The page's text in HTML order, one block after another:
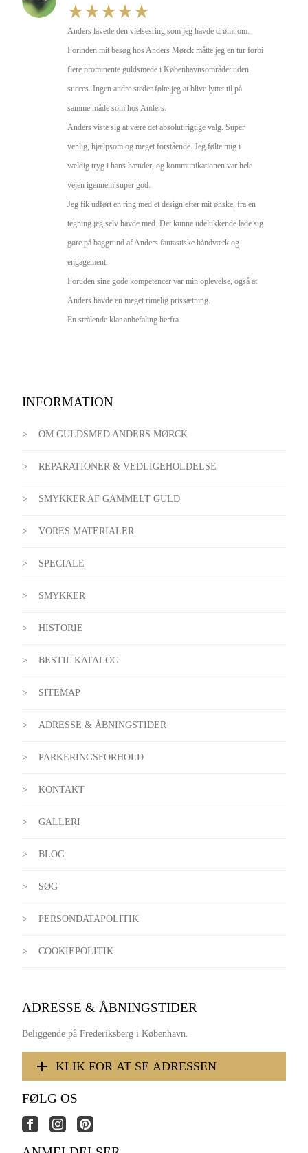
Anders lavede den vielsesring som jeg havde drømt om.
Forinden mit besøg hos Anders Mørck måtte jeg en tur forbi
flere prominente guldsmede i Københavnsområdet uden
succes. Ingen andre steder følte jeg at blive lyttet til på
samme måde som hos Anders.
Anders viste sig at være det absolut rigtige valg. Super
venlig, hjælpsom og meget forstående. Jeg følte mig i
vældig tryg i hans hænder, og kommunikationen var hele
vejen igennem super god.
Jeg fik udført en ring med et design efter mit ønske, fra en
tegning jeg selv havde med. Det kunne udelukkende lade sig
gøre på baggrund af Anders fantastiske håndværk og
engagement.
Foruden sine gode kompetencer var min oplevelse, også at
Anders havde en meget rimelig prissætning.
En strålende klar anbefaling herfra.
INFORMATION
OM GULDSMED ANDERS MØRCK
REPARATIONER & VEDLIGEHOLDELSE
SMYKKER AF GAMMELT GULD
VORES MATERIALER
SPECIALE
SMYKKER
HISTORIE
BESTIL KATALOG
SITEMAP
ADRESSE & ÅBNINGSTIDER
PARKERINGSFORHOLD
KONTAKT
GALLERI
BLOG
SØG
PERSONDATAPOLITIK
COOKIEPOLITIK
ADRESSE & ÅBNINGSTIDER
Beliggende på Frederiksberg i København.
KLIK FOR AT SE ADRESSEN
FØLG OS